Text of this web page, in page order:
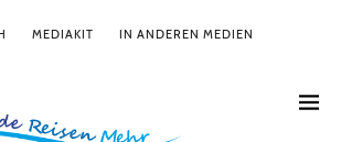
MEDIAKIT IN ANDEREN MEDIEN